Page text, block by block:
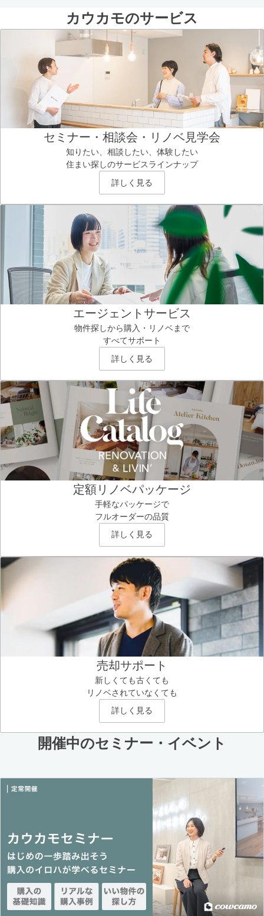
カウカモのサービス
セミナー・相談会・リノベ見学会
知りたい、相談したい、体験したい
住まい探しのサービスラインナップ
詳しく見る
エージェントサービス
物件探しから購入・リノベまで
すべてサポート
詳しく見る
定額リノベパッケージ
手軽なパッケージで
フルオーダーの品質
詳しく見る
売却サポート
新しくても古くても
リノベされていなくても
詳しく見る
開催中のセミナー・イベント